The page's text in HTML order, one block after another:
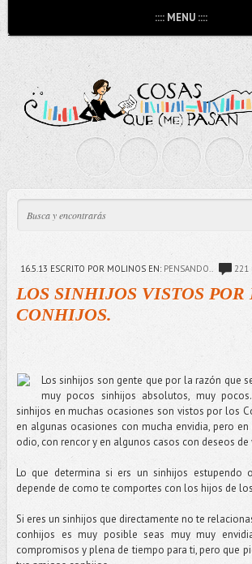
:::: MENU ::::
16.5.13 ESCRITO POR MOLINOS EN: PENSANDO.. 221
LOS SINHIJOS VISTOS POR
CONHIJOS.
Los sinhijos son gente que por la razón que
muy pocos sinhijos absolutos, muy pocos.
sinhijos en muchas ocasiones son vistos por los
en algunas ocasiones con mucha envidia, pero
odio, con rencor y en algunos casos con deseos de
Lo que determina si ers un sinhijos estupendo
depende de como te comportes con los hijos de
Si eres un sinhijos que directamente no te
conhijos es muy posible seas muy muy
compromisos y plena de tiempo para ti, pero que